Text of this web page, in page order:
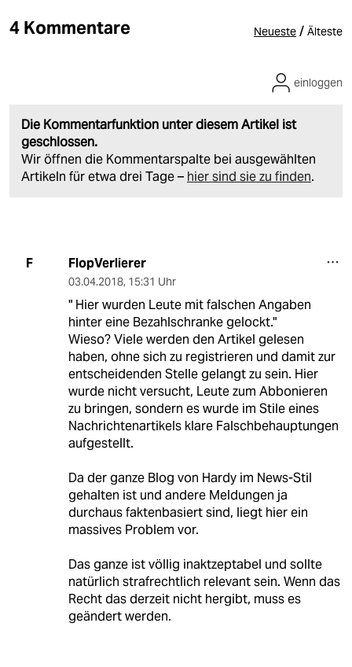
4 Kommentare Neueste / Älteste
Die Kommentarfunktion unter diesem Artikel ist
geschlossen.
Wir öffnen die Kommentarspalte bei ausgewählten
Artikeln für etwa drei Tage – hier sind sie zu finden.
einloggen
F FlopVerlierer
03.04.2018, 15:31 Uhr
" Hier wurden Leute mit falschen Angaben
hinter eine Bezahlschranke gelockt."
Wieso? Viele werden den Artikel gelesen
haben, ohne sich zu registrieren und damit zur
entscheidenden Stelle gelangt zu sein. Hier
wurde nicht versucht, Leute zum Abbonieren
zu bringen, sondern es wurde im Stile eines
Nachrichtenartikels klare Falschbehauptungen
aufgestellt.
Da der ganze Blog von Hardy im News-Stil
gehalten ist und andere Meldungen ja
durchaus faktenbasiert sind, liegt hier ein
massives Problem vor.
Das ganze ist völlig inaktzeptabel und sollte
natürlich strafrechtlich relevant sein. Wenn das
Recht das derzeit nicht hergibt, muss es
geändert werden.